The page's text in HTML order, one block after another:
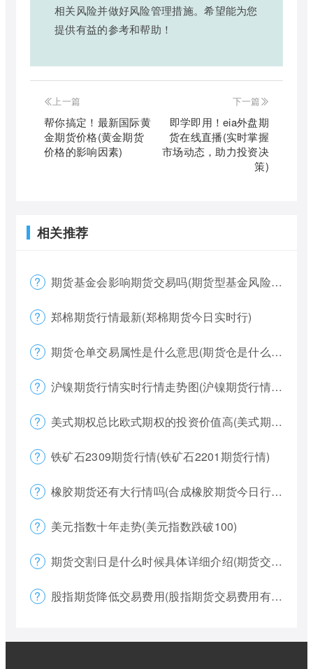
相关风险并做好风险管理措施。希望能为您
提供有益的参考和帮助！
上一篇
帮你搞定！最新国际黄
金期货价格(黄金期货
价格的影响因素)
下一篇
即学即用！eia外盘期
货在线直播(实时掌握
市场动态，助力投资决
策)
相关推荐
期货基金会影响期货交易吗(期货型基金风险大吗)
郑棉期货行情最新(郑棉期货今日实时行)
期货仓单交易属性是什么意思(期货仓是什么意思)
沪镍期货行情实时行情走势图(沪镍期货行情价格)
美式期权总比欧式期权的投资价值高(美式期权和欧式期权哪个风险更大)
铁矿石2309期货行情(铁矿石2201期货行情)
橡胶期货还有大行情吗(合成橡胶期货今日行情)
美元指数十年走势(美元指数跌破100)
期货交割日是什么时候具体详细介绍(期货交割日一般是涨还是跌)
股指期货降低交易费用(股指期货交易费用有哪些)